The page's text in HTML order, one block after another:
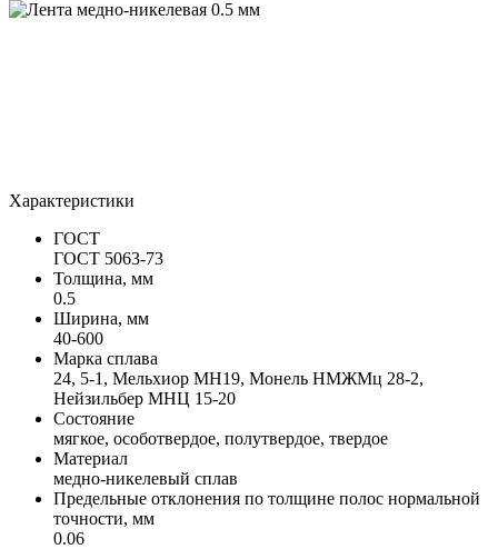
Характеристики
ГОСТ
ГОСТ 5063-73
Толщина, мм
0.5
Ширина, мм
40-600
Марка сплава
24, 5-1, Мельхиор МН19, Монель НМЖМц 28-2,
Нейзильбер МНЦ 15-20
Состояние
мягкое, особотвердое, полутвердое, твердое
Материал
медно-никелевый сплав
Предельные отклонения по толщине полос нормальной
точности, мм
0.06